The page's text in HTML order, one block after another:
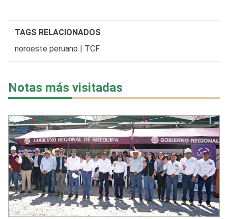
TAGS RELACIONADOS
noroeste peruano
TCF
Notas más visitadas